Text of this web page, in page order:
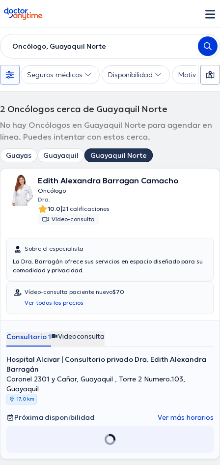
doctoranytime
Oncólogo, Guayaquil Norte
Seguros médicos Disponibilidad Motivo de
2 Oncólogos cerca de Guayaquil Norte
No hay Oncólogos en Guayaquil Norte para agendar en
línea. Puedes intentar con estos cerca.
Guayas Guayaquil Guayaquil Norte
Edith Alexandra Barragan Camacho
Oncólogo
Dra.
10.0|21 calificaciones
Vídeo-consulta
Sobre el especialista
La Dra. Barragán ofrece sus servicios en espacio diseñado para su
comodidad y privacidad.
Vídeo-consulta paciente nuevo$70
Ver todos los precios
Consultorio 1 Videoconsulta
Hospital Alcivar | Consultorio privado Dra. Edith Alexandra
Barragán
Coronel 2301 y Cañar, Guayaquil , Torre 2 Numero.103,
Guayaquil
17,0 km
Próxima disponibilidad Ver más horarios